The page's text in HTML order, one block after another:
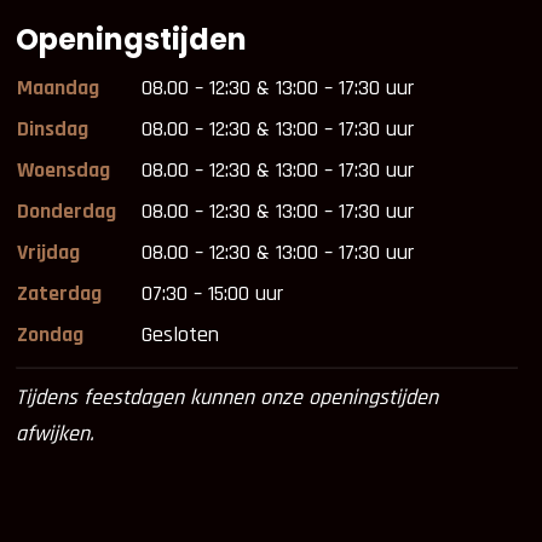
Openingstijden
Maandag
08.00 – 12:30 & 13:00 – 17:30 uur
Dinsdag
08.00 – 12:30 & 13:00 – 17:30 uur
Woensdag
08.00 – 12:30 & 13:00 – 17:30 uur
Donderdag
08.00 – 12:30 & 13:00 – 17:30 uur
Vrijdag
08.00 – 12:30 & 13:00 – 17:30 uur
Zaterdag
07:30 – 15:00 uur
Zondag
Gesloten
Tijdens feestdagen kunnen onze openingstijden
afwijken.